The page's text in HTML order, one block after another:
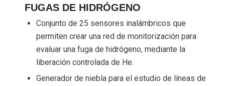
FUGAS DE HIDRÓGENO
Conjunto de 25 sensores inalámbricos que
permiten crear una red de monitorización para
evaluar una fuga de hidrógeno, mediante la
liberación controlada de He.
Generador de niebla para el estudio de líneas de